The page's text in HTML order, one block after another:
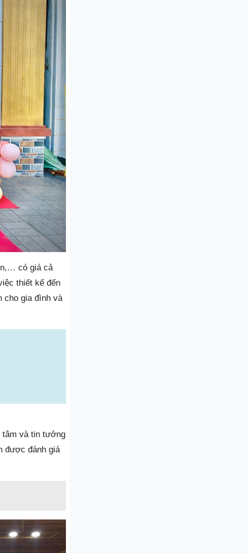
có giá cả
thiết kế đến
cho gia đình và
tâm và tin tưởng
được đánh giá